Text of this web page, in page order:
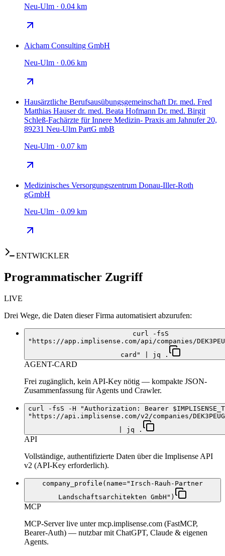
Neu-Ulm · 0.04 km
Aicham Consulting GmbH
Neu-Ulm · 0.06 km
Hausärztliche Berufsausübungsgemeinschaft Dr. med. Fred
Matthias Hauser dr. med. Beata Hofmann Dr. med. Birgit
Schleß-Fachärzte für Innere Medizin- Praxis am Jahnufer 20,
89231 Neu-Ulm PartG mbB
Neu-Ulm · 0.07 km
Medizinisches Versorgungszentrum Donau-Iller-Roth
gGmbH
Neu-Ulm · 0.09 km
ENTWICKLER
Programmatischer Zugriff
LIVE
Drei Wege, die Daten dieser Firma automatisiert abzurufen:
curl -fsS
"https://app.implisense.com/api/companies/
card" | jq .
AGENT-CARD
Frei zugänglich, kein API-Key nötig — kompakte JSON-
Zusammenfassung für Agents und Crawler.
curl -fsS -H "Authorization: Bearer
"https://api.implisense.com/v2/companies/
| jq .
API
Vollständige, authentifizierte Daten über die Implisense API
v2 (API-Key erforderlich).
company_profile(name="Irsch-Rauh-Partner
Landschaftsarchitekten GmbH")
MCP
MCP-Server live unter mcp.implisense.com (FastMCP,
Bearer-Auth) — nutzbar mit ChatGPT, Claude & eigenen
Agents.